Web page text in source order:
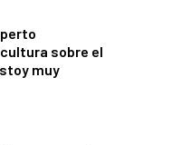
sobre el
muy